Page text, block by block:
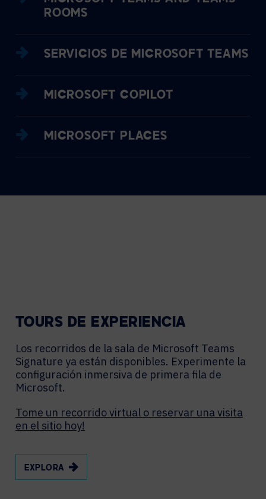
ROOMS
SERVICIOS DE MICROSOFT TEAMS
MICROSOFT COPILOT
MICROSOFT PLACES
TOURS DE EXPERIENCIA
Los recorridos de la sala de Microsoft Teams
Signature ya están disponibles. Experimente la
configuración inmersiva de primera fila de
Microsoft.
Tome un recorrido virtual o reservar una visita
en el sitio hoy!
EXPLORA